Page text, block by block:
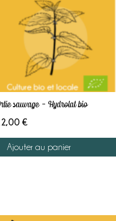
sauvage – Hydrolat bio
€
Ajouter au panier